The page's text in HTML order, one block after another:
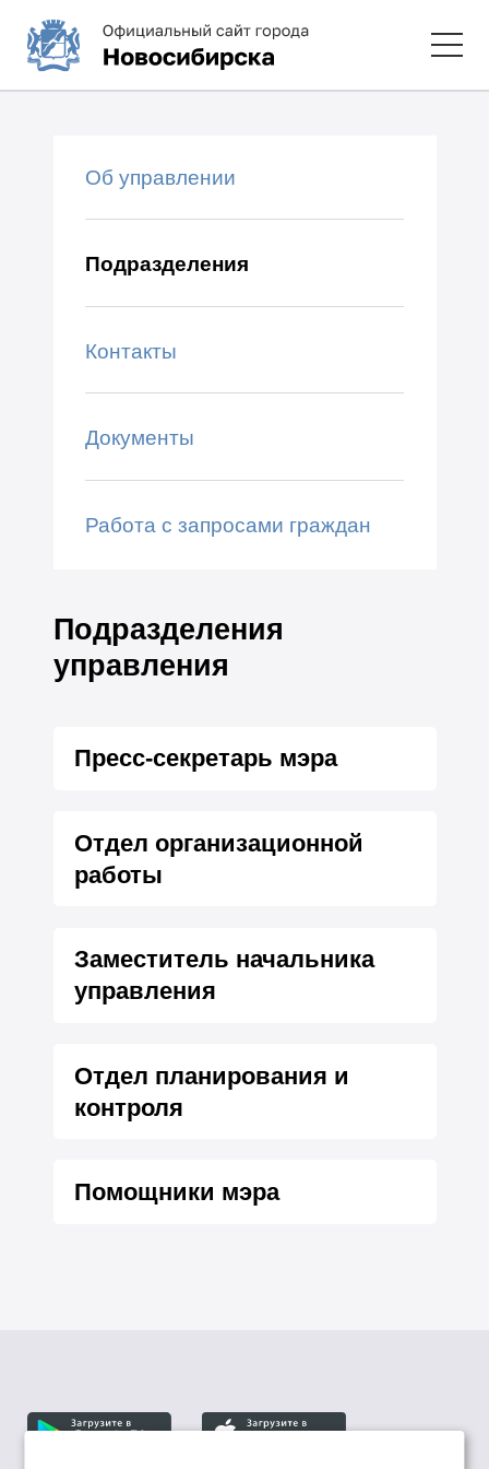
Об управлении
Подразделения
Контакты
Документы
Работа с запросами граждан
Подразделения
управления
Пресс-секретарь мэра
Отдел организационной
работы
Заместитель начальника
управления
Отдел планирования и
контроля
Помощники мэра